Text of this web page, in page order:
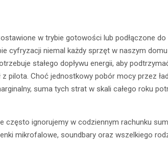
w trybie gotowości lub podłączone do
cyfryzacji niemal każdy sprzęt w naszym
stałego dopływu energii, aby
pilota. Choć jednostkowy pobór mocy przez
suma tych strat w skali całego roku
często ignorujemy w codziennym rachunku
mikrofalowe, soundbary oraz wszelkiego